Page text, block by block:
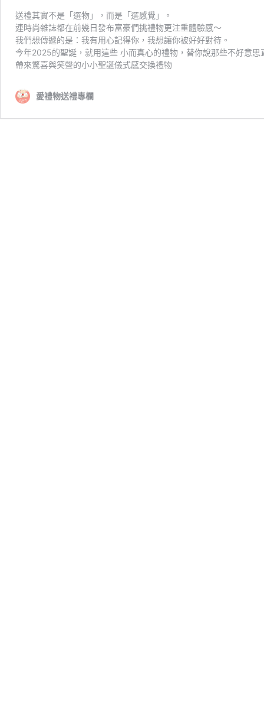
送禮其實不是「選物」，而是「選感覺」。
連時尚雜誌都在前幾日發布富豪們挑禮物更注重體驗感～
我們想傳遞的是：我有用心記得你，我想讓你被好好對待。
今年2025的聖誕，就用這些 小而真心的禮物，替你說那些不好意思
帶來驚喜與笑聲的小小聖誕儀式感交換禮物
愛禮物送禮專欄